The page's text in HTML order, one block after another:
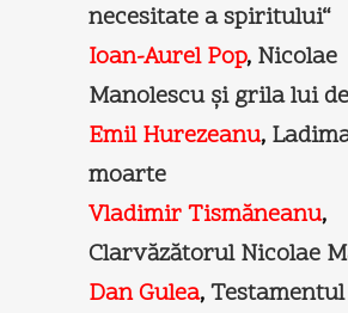
necesitate a spiritului“
Ioan-Aurel Pop, Nicolae
Manolescu şi grila lui
Emil Hurezeanu,
moarte
Vladimir Tismăneanu,
Clarvăzătorul Nicolae
Dan Gulea,